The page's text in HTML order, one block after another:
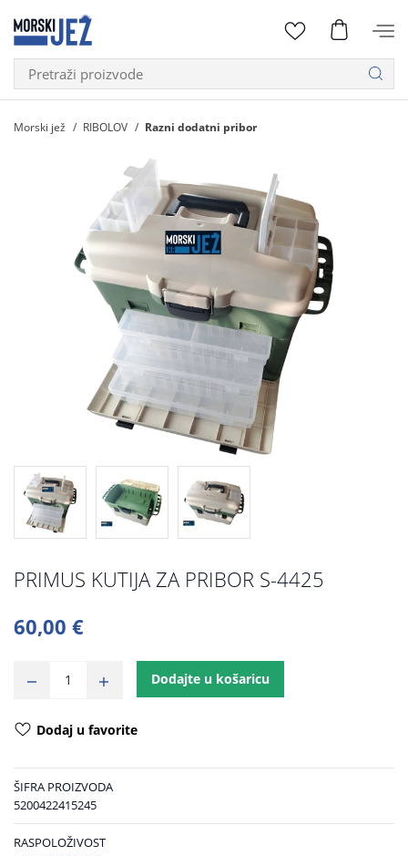
Morski jež RIBOLOV Razni dodatni pribor
PRIMUS KUTIJA ZA PRIBOR S-4425
60,00 €
Dodajte u košaricu
Dodaj u favorite
ŠIFRA PROIZVODA
5200422415245
RASPOLOŽIVOST